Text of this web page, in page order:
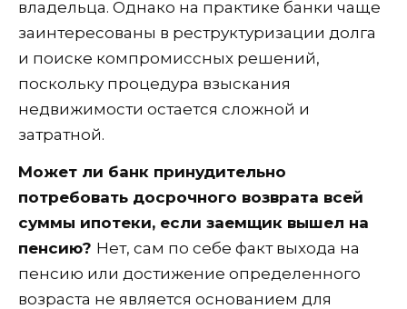
владельца. Однако на практике банки чаще
заинтересованы в реструктуризации долга
и поиске компромиссных решений,
поскольку процедура взыскания
недвижимости остается сложной и
затратной.
Может ли банк принудительно
потребовать досрочного возврата всей
суммы ипотеки, если заемщик вышел на
пенсию? Нет, сам по себе факт выхода на
пенсию или достижение определенного
возраста не является основанием для